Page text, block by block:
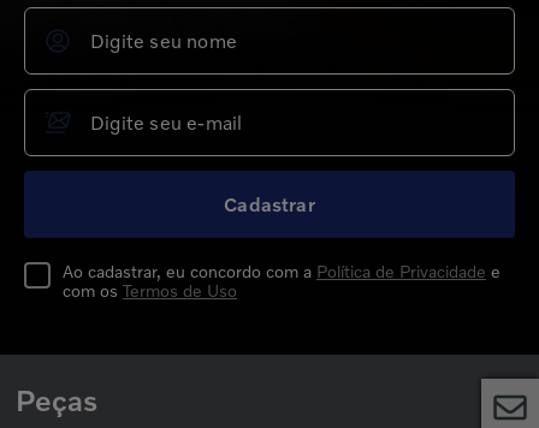
Cadastrar
Ao cadastrar, eu concordo com a Política de Privacidade e
com os Termos de Uso
Peças